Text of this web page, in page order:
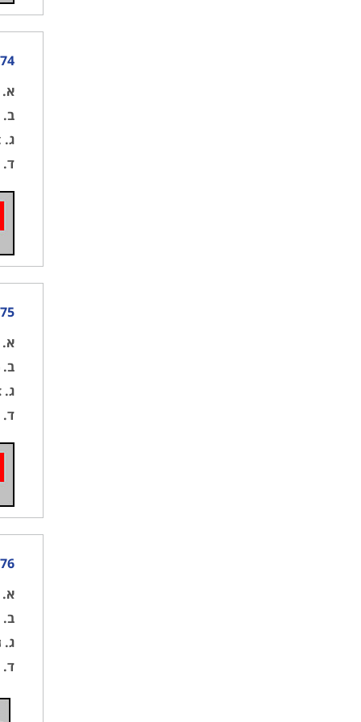
74) מהי משמעות הנפת דגל כמתואר בתמונה 104?
א.
ב.
ג.
ד.
75) הבחנתה בים ביכטה עוגנת המניפה דגל כמתואר בתמונה 104. מה הפעולה הנדרשת?
א.
ב.
ג.
ד.
76) מה משמעות הנפת דגלים כמתואר בתמונה 92 ותמונה 93 אחד מעל השני?
א.
ב.
ג.
ד.